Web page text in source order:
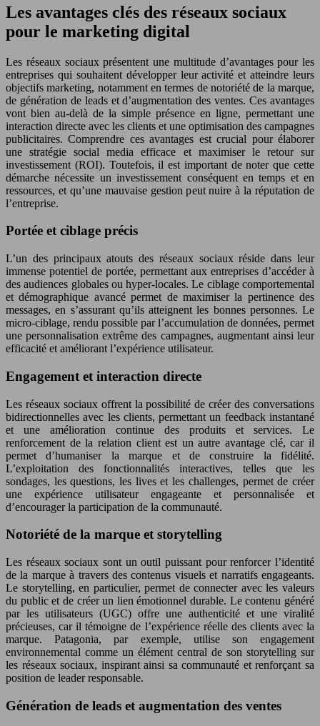
Les avantages clés des réseaux sociaux
pour le marketing digital
Les réseaux sociaux présentent une multitude d’avantages pour les
entreprises qui souhaitent développer leur activité et atteindre leurs
objectifs marketing, notamment en termes de notoriété de la marque,
de génération de leads et d’augmentation des ventes. Ces avantages
vont bien au-delà de la simple présence en ligne, permettant une
interaction directe avec les clients et une optimisation des campagnes
publicitaires. Comprendre ces avantages est crucial pour élaborer
une stratégie social media efficace et maximiser le retour sur
investissement (ROI). Toutefois, il est important de noter que cette
démarche nécessite un investissement conséquent en temps et en
ressources, et qu’une mauvaise gestion peut nuire à la réputation de
l’entreprise.
Portée et ciblage précis
L’un des principaux atouts des réseaux sociaux réside dans leur
immense potentiel de portée, permettant aux entreprises d’accéder à
des audiences globales ou hyper-locales. Le ciblage comportemental
et démographique avancé permet de maximiser la pertinence des
messages, en s’assurant qu’ils atteignent les bonnes personnes. Le
micro-ciblage, rendu possible par l’accumulation de données, permet
une personnalisation extrême des campagnes, augmentant ainsi leur
efficacité et améliorant l’expérience utilisateur.
Engagement et interaction directe
Les réseaux sociaux offrent la possibilité de créer des conversations
bidirectionnelles avec les clients, permettant un feedback instantané
et une amélioration continue des produits et services. Le
renforcement de la relation client est un autre avantage clé, car il
permet d’humaniser la marque et de construire la fidélité.
L’exploitation des fonctionnalités interactives, telles que les
sondages, les questions, les lives et les challenges, permet de créer
une expérience utilisateur engageante et personnalisée et
d’encourager la participation de la communauté.
Notoriété de la marque et storytelling
Les réseaux sociaux sont un outil puissant pour renforcer l’identité
de la marque à travers des contenus visuels et narratifs engageants.
Le storytelling, en particulier, permet de connecter avec les valeurs
du public et de créer un lien émotionnel durable. Le contenu généré
par les utilisateurs (UGC) offre une authenticité et une viralité
précieuses, car il témoigne de l’expérience réelle des clients avec la
marque. Patagonia, par exemple, utilise son engagement
environnemental comme un élément central de son storytelling sur
les réseaux sociaux, inspirant ainsi sa communauté et renforçant sa
position de leader responsable.
Génération de leads et augmentation des ventes